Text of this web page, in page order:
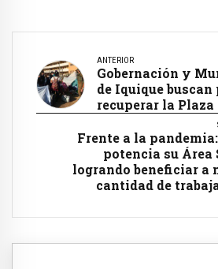
ANTERIOR
Gobernación y
de Iquique buscan
recuperar la
Frente a la pandemia:
potencia su Área
logrando beneficiar a
cantidad de